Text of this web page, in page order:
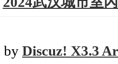
by Discuz! X3.3